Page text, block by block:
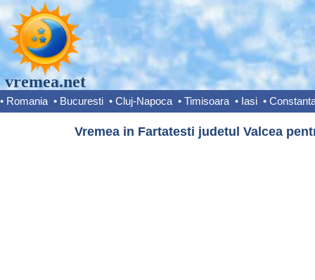
vremea.net
• Romania • Bucuresti • Cluj-Napoca • Timisoara • Iasi •
Vremea in Fartatesti judetul Valcea